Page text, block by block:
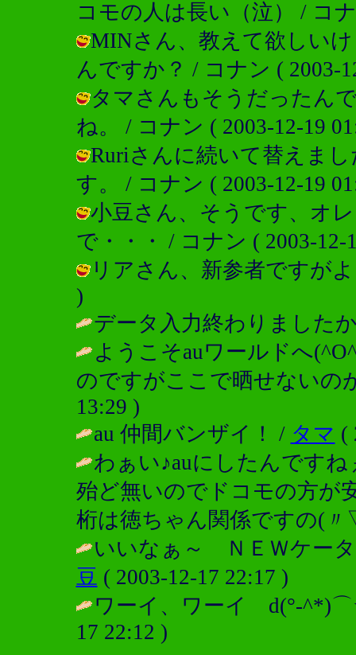
コモの人は長い（泣） / コ
MINさん、教えて欲しい
んですか？ / コナン ( 2003-
タマさんもそうだったん
ね。 / コナン ( 2003-12-19
Ruriさんに続いて替えま
す。 / コナン ( 2003-12-19
小豆さん、そうです、オ
で・・・ / コナン ( 2003-12-
リアさん、新参者ですが
)
データ入力終わりました
ようこそauワールドへ
のですがここで晒せないの
13:29 )
au 仲間バンザイ！ / タマ (
わぁい♪auにしたんです
殆ど無いのでドコモの方
桁は徳ちゃん関係ですの(
いいなぁ～ ＮＥＷケー
豆 ( 2003-12-17 22:17 )
ワーイ、ワーイ d(°-
17 22:12 )